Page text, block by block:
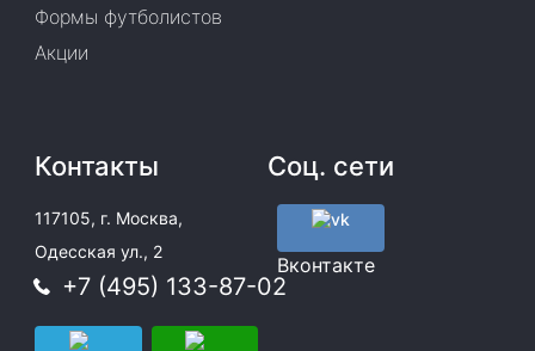
Формы футболистов
Акции
Контакты
117105, г. Москва,
Одесская ул., 2
+7 (495) 133-87-02
Соц. сети
Вконтакте